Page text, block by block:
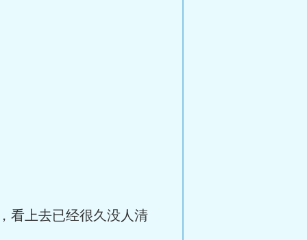
看上去已经很久没人清